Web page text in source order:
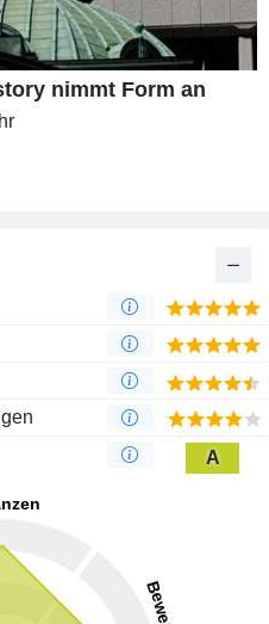
nimmt Form an
A